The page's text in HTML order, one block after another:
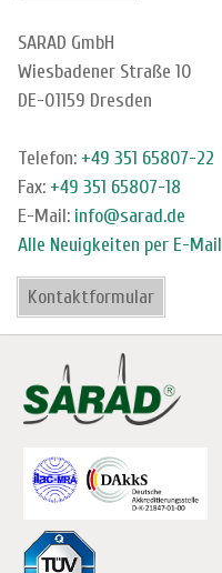
SARAD GmbH
Wiesbadener Straße 10
DE-01159 Dresden
Telefon: +49 351 65807-22
Fax: +49 351 65807-18
E-Mail: info@sarad.de
Alle Neuigkeiten per E-Mail
Kontaktformular